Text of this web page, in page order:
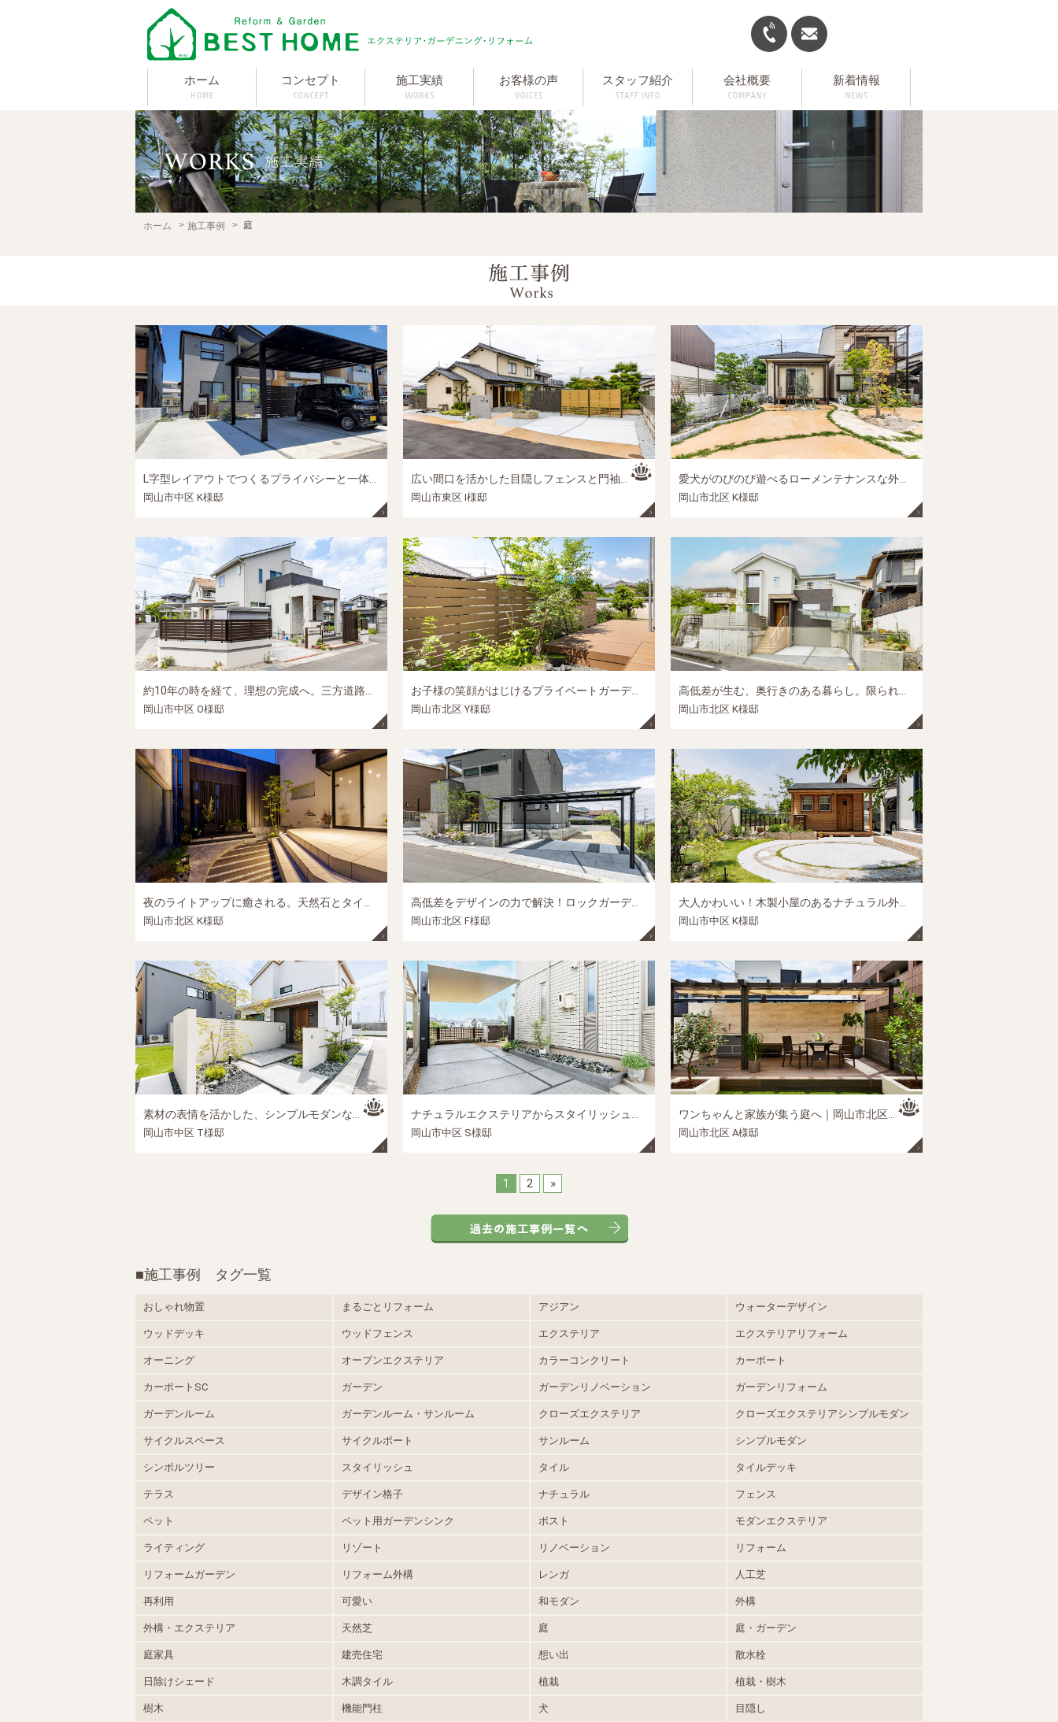
ホーム コンセプト 施工実績 お客様の声 スタッフ紹介 会社概要 新着情報
ホーム 施工事例 庭
岡山市中区 K様邸
広い間口を活かした目隠しフェンスと門袖デザイン│岡山市東区の外構リフォーム施工事例
岡山市東区 I様邸 岡山市北区 K様邸
岡山市中区 O様邸
お子様の笑顔がはじけるプライベートガーデン。家族の時間を優しく包む、ウッドデッキと目隠しフェンスのおこもり庭│岡山市北区の新築外構施工事例
岡山市北区 Y様邸 岡山市北区 K様邸
岡山市北区 K様邸
高低差をデザインの力で解決！ロックガーデンと植栽が映える、開放感あふれるアプローチ｜岡山市北区の新築外構施工事例
岡山市北区 F様邸 岡山市中区 K様邸
素材の表情を活かした、シンプルモダンな外構｜岡山市中区の新築外構施工事例
岡山市中区 T様邸 岡山市中区 S様邸
ワンちゃんと家族が集う庭へ｜岡山市北区の外構リフォーム施工事例
岡山市北区 A様邸
1 2 »
■施工事例 タグ一覧
おしゃれ物置 まるごとリフォーム アジアン ウォーターデザイン
ウッドデッキ ウッドフェンス エクステリア エクステリアリフォーム
オーニング オープンエクステリア カラーコンクリート カーポート
カーポートSC ガーデン ガーデンリノベーション ガーデンリフォーム
ガーデンルーム ガーデンルーム・サンルーム クローズエクステリア クローズエクステリアシンプルモダン
サイクルスペース サイクルポート サンルーム シンプルモダン
シンボルツリー スタイリッシュ タイル タイルデッキ
テラス デザイン格子 ナチュラル フェンス
ペット ペット用ガーデンシンク ポスト モダンエクステリア
ライティング リゾート リノベーション リフォーム
リフォームガーデン リフォーム外構 レンガ 人工芝
再利用 可愛い 和モダン 外構
外構・エクステリア 天然芝 庭 庭・ガーデン
庭家具 建売住宅 想い出 散水栓
日除けシェード 木調タイル 植栽 植栽・樹木
樹木 機能門柱 犬 目隠し